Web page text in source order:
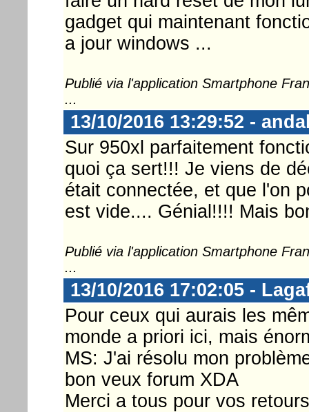
gadget qui maintenant
a jour windows ...
Publié via l'application Smartphone
...
13/10/2016 13:29:52 -
Sur 950xl parfaitement
quoi ça sert!!! Je viens de
était connectée, et que l'on
est vide.... Génial!!!! Mais
Publié via l'application Smartphone
...
13/10/2016 17:02:05 -
Pour ceux qui aurais les
monde a priori ici, mais
MS: J'ai résolu mon
bon veux forum XDA
Merci a tous pour vos